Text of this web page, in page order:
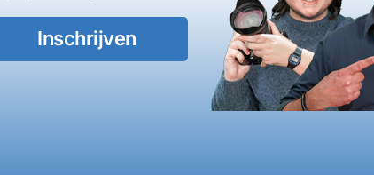
Inschrijven